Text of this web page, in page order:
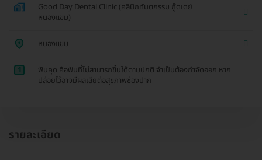
Good Day Dental Clinic (คลินิกทันตกรรม กู๊ดเดย์
หนองแขม)
หนองแขม
1
ฟันคุด คือฟันที่ไม่สามารถขึ้นได้ตามปกติ จำเป็นต้องกำจัดออก หาก
ปล่อยไว้อาจมีผลเสียต่อสุขภาพช่องปาก
รายละเอียด